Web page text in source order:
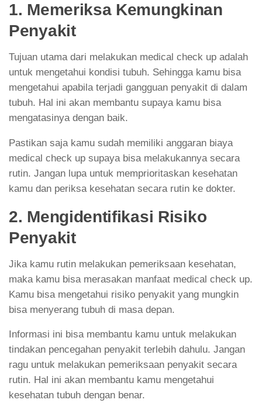
1. Memeriksa Kemungkinan
Penyakit
Tujuan utama dari melakukan medical check up adalah
untuk mengetahui kondisi tubuh. Sehingga kamu bisa
mengetahui apabila terjadi gangguan penyakit di dalam
tubuh. Hal ini akan membantu supaya kamu bisa
mengatasinya dengan baik.
Pastikan saja kamu sudah memiliki anggaran biaya
medical check up supaya bisa melakukannya secara
rutin. Jangan lupa untuk memprioritaskan kesehatan
kamu dan periksa kesehatan secara rutin ke dokter.
2. Mengidentifikasi Risiko
Penyakit
Jika kamu rutin melakukan pemeriksaan kesehatan,
maka kamu bisa merasakan manfaat medical check up.
Kamu bisa mengetahui risiko penyakit yang mungkin
bisa menyerang tubuh di masa depan.
Informasi ini bisa membantu kamu untuk melakukan
tindakan pencegahan penyakit terlebih dahulu. Jangan
ragu untuk melakukan pemeriksaan penyakit secara
rutin. Hal ini akan membantu kamu mengetahui
kesehatan tubuh dengan benar.